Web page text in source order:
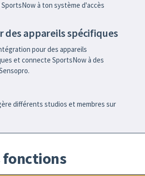
à ton système d'accès
appareils spécifiques
pour des appareils
et connecte SportsNow à des
différents studios et membres sur
fonctions